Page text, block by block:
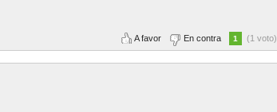
A favor En contra 1 (1 voto)